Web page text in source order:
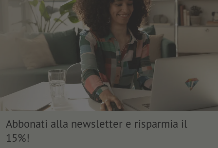
Abbonati alla newsletter e risparmia il
15%!